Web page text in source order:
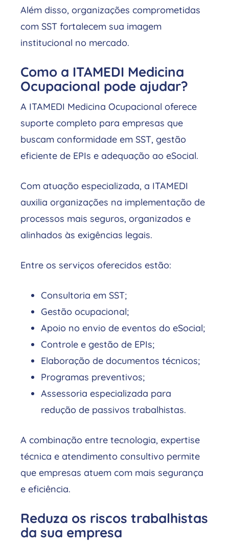
Além disso, organizações comprometidas
com SST fortalecem sua imagem
institucional no mercado.
Como a ITAMEDI Medicina
Ocupacional pode ajudar?
A ITAMEDI Medicina Ocupacional oferece
suporte completo para empresas que
buscam conformidade em SST, gestão
eficiente de EPIs e adequação ao eSocial.
Com atuação especializada, a ITAMEDI
auxilia organizações na implementação de
processos mais seguros, organizados e
alinhados às exigências legais.
Entre os serviços oferecidos estão:
Consultoria em SST;
Gestão ocupacional;
Apoio no envio de eventos do eSocial;
Controle e gestão de EPIs;
Elaboração de documentos técnicos;
Programas preventivos;
Assessoria especializada para
redução de passivos trabalhistas.
A combinação entre tecnologia, expertise
técnica e atendimento consultivo permite
que empresas atuem com mais segurança
e eficiência.
Reduza os riscos trabalhistas
da sua empresa